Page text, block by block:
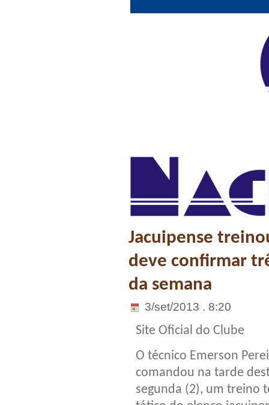
Jacuipense
deve confirmar
da semana
3/set/2013 . 8:20
Site Oficial do Clube
O técnico Emerson
comandou na tarde
segunda (2), um treino